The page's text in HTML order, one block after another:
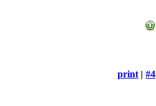
print | #4